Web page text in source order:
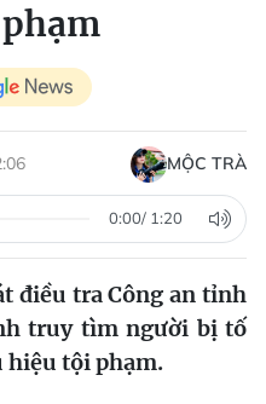
MỘC TRÀ
0:00/ 1:20
điều tra Công an tỉnh
truy tìm người bị tố
hiệu tội phạm.